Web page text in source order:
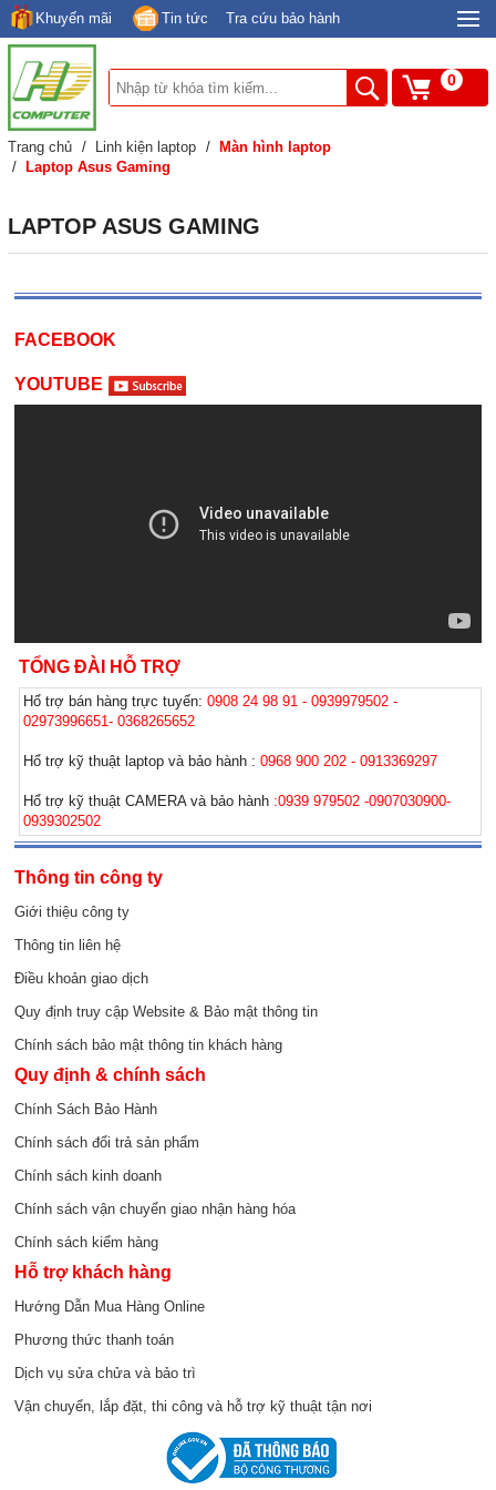
Khuyến mãi Tin tức Tra cứu bảo hành
0
Trang chủ / Linh kiện laptop /
Màn hình laptop
/
Laptop Asus Gaming
LAPTOP ASUS GAMING
FACEBOOK
YOUTUBE
TỔNG ĐÀI HỖ TRỢ
Hổ trợ bán hàng trực tuyến:0908 24 98 91 - 0939979502 -
02973996651- 0368265652
Hổ trợ kỹ thuật laptop và bảo hành :0968 900 202 - 0913369297
Hổ trợ kỹ thuật CAMERA và bảo hành :0939 979502 -0907030900-
0939302502
Thông tin công ty
Giới thiệu công ty
Thông tin liên hệ
Điều khoản giao dịch
Quy định truy cập Website & Bảo mật thông tin
Chính sách bảo mật thông tin khách hàng
Quy định & chính sách
Chính Sách Bảo Hành
Chính sách đổi trả sản phẩm
Chính sách kinh doanh
Chính sách vận chuyển giao nhận hàng hóa
Chính sách kiểm hàng
Hỗ trợ khách hàng
Hướng Dẫn Mua Hàng Online
Phương thức thanh toán
Dịch vụ sửa chửa và bảo trì
Vận chuyển, lắp đặt, thi công và hỗ trợ kỹ thuật tận nơi